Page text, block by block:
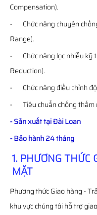
Compensation).
- Chức năng chuyên
Range).
- Chức năng lọc nhiễu kỹ
Reduction).
- Chức năng điều chỉnh độ
- Tiêu chuẩn chống thấm
- Sản xuất tại Đài Loan
- Bảo hành 24 tháng
1. PHƯƠNG
MẶT
Phương thức Giao hàng -
khu vực chúng tôi hỗ trợ